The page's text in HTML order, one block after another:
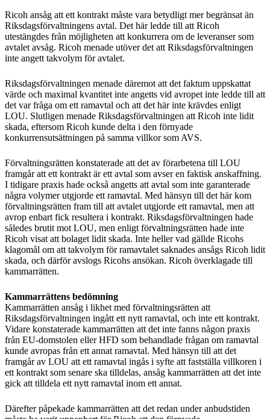
Ricoh ansåg att ett kontrakt måste vara betydligt mer begränsat än
Riksdagsförvaltningens avtal. Det här ledde till att Ricoh
utestängdes från möjligheten att konkurrera om de leveranser som
avtalet avsåg. Ricoh menade utöver det att Riksdagsförvaltningen
inte angett takvolym för avtalet.
Riksdagsförvaltningen menade däremot att det faktum uppskattat
värde och maximal kvantitet inte angetts vid avropet inte ledde till att
det var fråga om ett ramavtal och att det här inte krävdes enligt
LOU. Slutligen menade Riksdagsförvaltningen att Ricoh inte lidit
skada, eftersom Ricoh kunde delta i den förnyade
konkurrensutsättningen på samma villkor som AVS.
Förvaltningsrätten konstaterade att det av förarbetena till LOU
framgår att ett kontrakt är ett avtal som avser en faktisk anskaffning.
I tidigare praxis hade också angetts att avtal som inte garanterade
några volymer utgjorde ett ramavtal. Med hänsyn till det här kom
förvaltningsrätten fram till att avtalet utgjorde ett ramavtal, men att
avrop enbart fick resultera i kontrakt. Riksdagsförvaltningen hade
således brutit mot LOU, men enligt förvaltningsrätten hade inte
Ricoh visat att bolaget lidit skada. Inte heller vad gällde Ricohs
klagomål om att takvolym för ramavtalet saknades ansågs Ricoh lidit
skada, och därför avslogs Ricohs ansökan. Ricoh överklagade till
kammarrätten.
Kammarrättens bedömning
Kammarrätten ansåg i likhet med förvaltningsrätten att
Riksdagsförvaltningen ingått ett nytt ramavtal, och inte ett kontrakt.
Vidare konstaterade kammarrätten att det inte fanns någon praxis
från EU-domstolen eller HFD som behandlade frågan om ramavtal
kunde avropas från ett annat ramavtal. Med hänsyn till att det
framgår av LOU att ett ramavtal ingås i syfte att fastställa villkoren i
ett kontrakt som senare ska tilldelas, ansåg kammarrätten att det inte
gick att tilldela ett nytt ramavtal inom ett annat.
Därefter påpekade kammarrätten att det redan under anbudstiden